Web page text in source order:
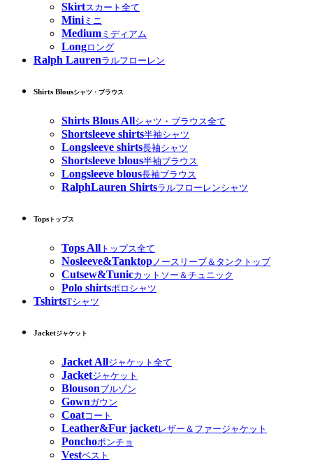
Skirtスカート全て
Miniミニ
Medium ミディアム
Longロング
Ralph Laurenラルフローレン
Shirts Blousシャツ・ブラウス
Shirts Blous Allシャツ・ブラウス全て
Shortsleeve shirts半袖シャツ
Longsleeve shirts長袖シャツ
Shortsleeve blous半袖ブラウス
Longsleeve blous長袖ブラウス
RalphLauren Shirtsラルフローレンシャツ
Tops トップス
Tops All トップス全て
Nosleeve&Tanktopノースリーブ＆タンクトップ
Cutsew&Tunicカットソー＆チュニック
Polo shirtsポロシャツ
TshirtsTシャツ
Jacketジャケット
Jacket Allジャケット全て
Jacketジャケット
Blousonブルゾン
Gownガウン
Coatコート
Leather&Fur jacketレザー＆ファージャケット
Ponchoポンチョ
Vestベスト